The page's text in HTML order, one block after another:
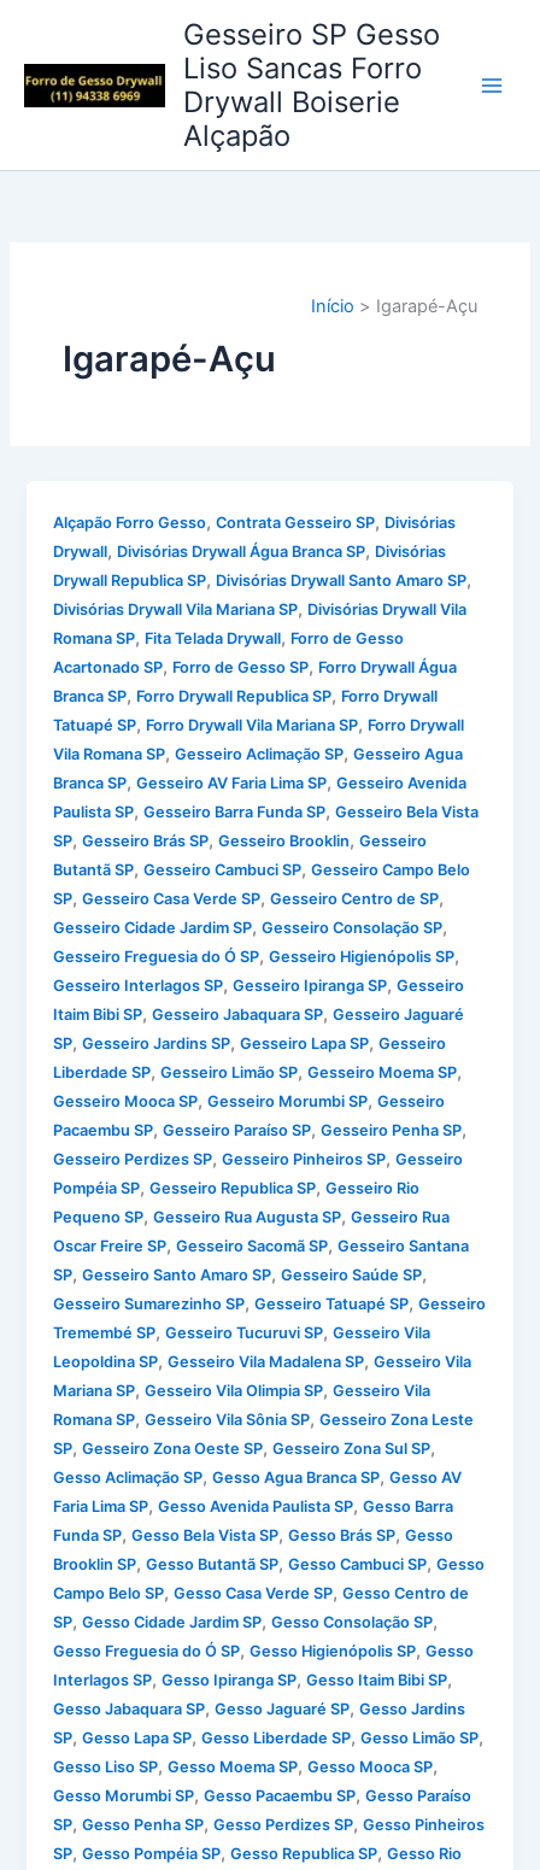
conteúdo
Gesseiro SP Gesso
Liso Sancas Forro
Drywall Boiserie
Alçapão
Início Igarapé-Açu
Igarapé-Açu
Alçapão Forro Gesso,Contrata Gesseiro SP, Divisórias
Drywall, Divisórias Drywall Água Branca SP, Divisórias
Drywall Republica SP, Divisórias Drywall Santo Amaro SP,
Divisórias Drywall Vila Mariana SP, Divisórias Drywall Vila
Romana SP, Fita Telada Drywall, Forro de Gesso
Acartonado SP, Forro de Gesso SP, Forro Drywall Água
Branca SP, Forro Drywall Republica SP, Forro Drywall
Tatuapé SP, Forro Drywall Vila Mariana SP, Forro Drywall
Vila Romana SP,Gesseiro Aclimação SP,Gesseiro Agua
Branca SP,Gesseiro AV Faria Lima SP,Gesseiro Avenida
Paulista SP,Gesseiro Barra Funda SP,Gesseiro Bela Vista
SP,Gesseiro Brás SP,Gesseiro Brooklin,Gesseiro
Butantã SP,Gesseiro Cambuci SP,Gesseiro Campo Belo
SP,Gesseiro Casa Verde SP,Gesseiro Centro de SP,
Gesseiro Cidade Jardim SP,Gesseiro Consolação SP,
Gesseiro Freguesia do Ó SP,Gesseiro Higienópolis SP,
Gesseiro Interlagos SP,Gesseiro Ipiranga SP,Gesseiro
Itaim Bibi SP,Gesseiro Jabaquara SP,Gesseiro Jaguaré
SP,Gesseiro Jardins SP,Gesseiro Lapa SP,Gesseiro
Liberdade SP,Gesseiro Limão SP,Gesseiro Moema SP,
Gesseiro Mooca SP,Gesseiro Morumbi SP,Gesseiro
Pacaembu SP,Gesseiro Paraíso SP,Gesseiro Penha SP,
Gesseiro Perdizes SP,Gesseiro Pinheiros SP,Gesseiro
Pompéia SP,Gesseiro Republica SP,Gesseiro Rio
Pequeno SP,Gesseiro Rua Augusta SP,Gesseiro Rua
Oscar Freire SP,Gesseiro Sacomã SP,Gesseiro Santana
SP,Gesseiro Santo Amaro SP,Gesseiro Saúde SP,
Gesseiro Sumarezinho SP,Gesseiro Tatuapé SP,Gesseiro
Tremembé SP,Gesseiro Tucuruvi SP,Gesseiro Vila
Leopoldina SP,Gesseiro Vila Madalena SP,Gesseiro Vila
Mariana SP,Gesseiro Vila Olimpia SP,Gesseiro Vila
Romana SP,Gesseiro Vila Sônia SP,Gesseiro Zona Leste
SP,Gesseiro Zona Oeste SP,Gesseiro Zona Sul SP,
Gesso Aclimação SP,Gesso Agua Branca SP,Gesso AV
Faria Lima SP,Gesso Avenida Paulista SP,Gesso Barra
Funda SP,Gesso Bela Vista SP,Gesso Brás SP,Gesso
Brooklin SP,Gesso Butantã SP,Gesso Cambuci SP,Gesso
Campo Belo SP,Gesso Casa Verde SP,Gesso Centro de
SP,Gesso Cidade Jardim SP,Gesso Consolação SP,
Gesso Freguesia do Ó SP,Gesso Higienópolis SP,Gesso
Interlagos SP,Gesso Ipiranga SP,Gesso Itaim Bibi SP,
Gesso Jabaquara SP,Gesso Jaguaré SP,Gesso Jardins
SP,Gesso Lapa SP,Gesso Liberdade SP,Gesso Limão SP,
Gesso Liso SP,Gesso Moema SP,Gesso Mooca SP,
Gesso Morumbi SP,Gesso Pacaembu SP,Gesso Paraíso
SP,Gesso Penha SP,Gesso Perdizes SP,Gesso Pinheiros
SP,Gesso Pompéia SP,Gesso Republica SP,Gesso Rio